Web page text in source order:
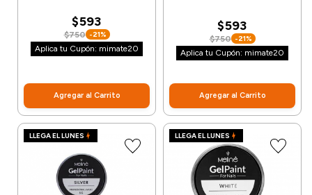
$593
$750 -21%
Aplica tu Cupón: mimate20
Agregar al Carrito
$593
$750 -21%
Aplica tu Cupón: mimate20
Agregar al Carrito
LLEGA EL LUNES LLEGA EL LUNES